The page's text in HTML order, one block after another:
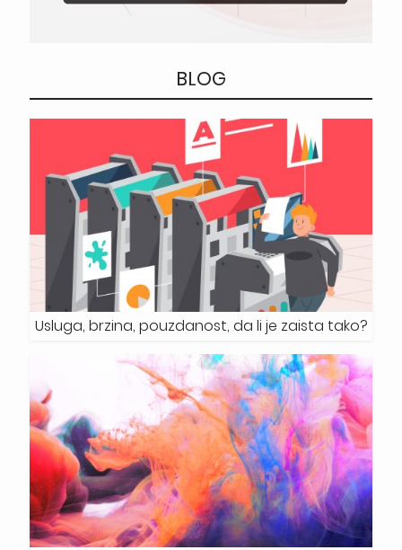
BLOG
Usluga, brzina, pouzdanost, da li je zaista tako?